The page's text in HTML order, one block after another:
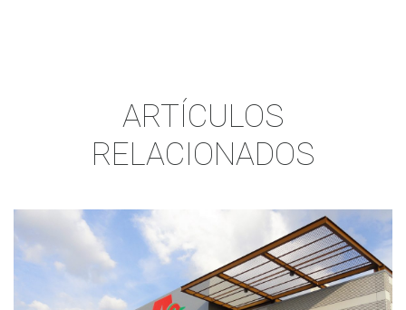
ARTÍCULOS
RELACIONADOS